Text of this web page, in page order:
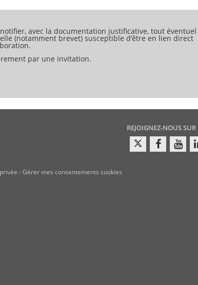
avec la documentation justificative, tout éventuel
(notamment brevet) susceptible d’être en lien direct
par une invitation.
REJOIGNEZ-NOUS SUR
-Gérer mes consentements cookies